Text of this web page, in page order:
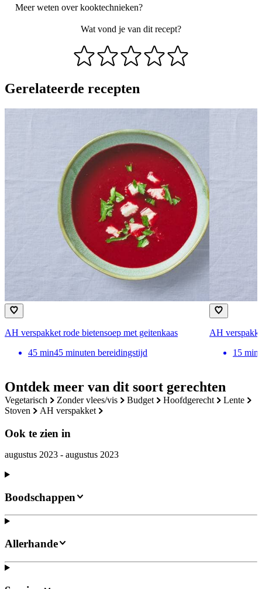
Ontdek meer van dit soort gerechten
vegetarisch zonder vlees/vis budget hoofdgerecht
lente
stoven
AH verspakket
Ook te zien in
augustus 2023 - augustus 2023
Meer weten overkooktechnieken?
Wat vond je van dit recept?
Gerelateerde recepten
AH verspakket rode bietensoep met geitenkaas
45 min45 minuten bereidingstijd
AH
15 min
Boodschappen
Allerhande